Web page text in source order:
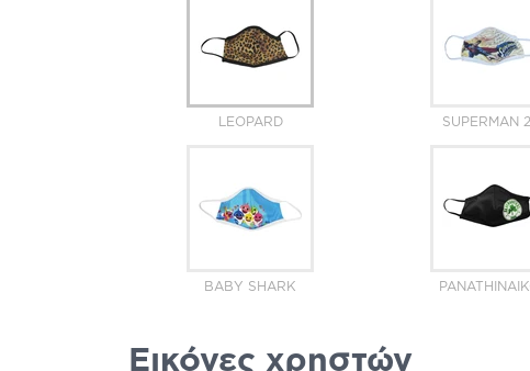
LEOPARD SUPERMAN
BABY SHARK
Εικόνες χρηστών